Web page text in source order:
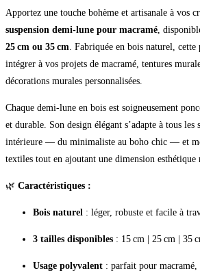
Apportez une touche bohème et artisanale à vos
suspension demi‑lune pour macramé,
25 cm ou 35 cm. Fabriquée en bois naturel, cette
intégrer à vos projets de macramé, tentures
décorations murales personnalisées.
Chaque demi‑lune en bois est soigneusement
et durable. Son design élégant s’adapte à tous les
intérieure — du minimaliste au boho chic — et
textiles tout en ajoutant une dimension esthétique
🌿 Caractéristiques :
Bois naturel : léger, robuste et facile à
3 tailles disponibles : 15 cm | 25 cm | 35
Usage polyvalent : parfait pour macramé,